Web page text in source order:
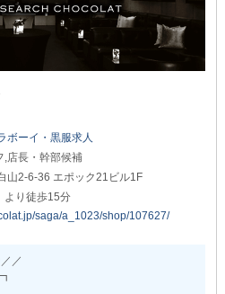
歩合給
なので
◎
てみましょう！
にご連絡ください。
り
事です！
ボーイ・黒服求人
,店長・幹部候補
山2-6-36 エポック21ビル1F
より徒歩15分
saga/a_1023/shop/107627/
／